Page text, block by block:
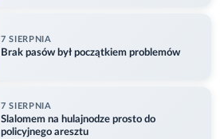
7 SIERPNIA
Brak pasów był początkiem problemów
7 SIERPNIA
Slalomem na hulajnodze prosto do
policyjnego aresztu